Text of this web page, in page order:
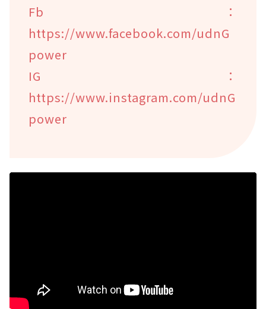
Fb：
https://www.facebook.com/udnG
power
IG：
https://www.instagram.com/udnG
power